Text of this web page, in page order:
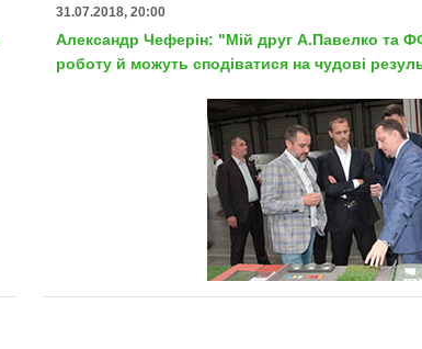
31.07.2018, 20:00
Александр Чеферін: "Мій друг А.Павелко та
роботу й можуть сподіватися на чудові